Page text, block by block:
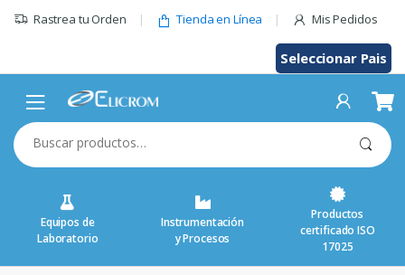
Rastrea tu Orden Tienda en Línea Mis Pedidos
Seleccionar Pais
Buscar
por:
Equipos de
Laboratorio
Instrumentación
y Procesos
Productos
certificado ISO
17025